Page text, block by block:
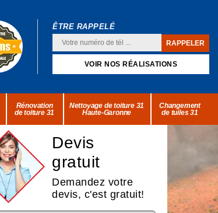
ÊTRE RAPPELÉ
VOIR NOS RÉALISATIONS
Rénovation
de toiture 31
Nettoyage de toiture 31
Haute-Garonne
Changement
de tuiles 31
Devis
gratuit
Demandez votre
devis, c'est gratuit!